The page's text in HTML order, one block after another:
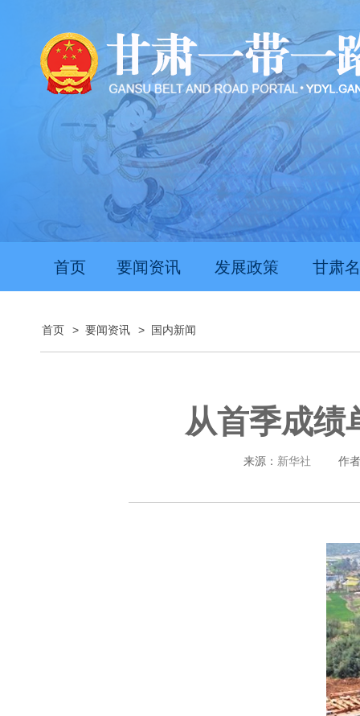
首页 要闻资讯 发展政策 甘肃
首页 > 要闻资讯 > 国内新闻
从首季成绩
来源： 新华社 作